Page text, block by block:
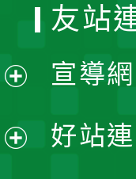
開
友站
宣導
好站